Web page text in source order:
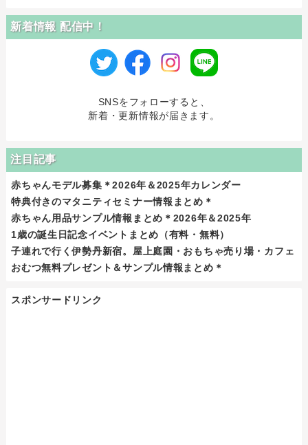
新着情報 配信中！
SNSをフォローすると、
新着・更新情報が届きます。
注目記事
赤ちゃんモデル募集＊2026年＆2025年カレンダー
特典付きのマタニティセミナー情報まとめ＊
赤ちゃん用品サンプル情報まとめ＊2026年＆2025年
1歳の誕生日記念イベントまとめ（有料・無料）
子連れで行く伊勢丹新宿。屋上庭園・おもちゃ売り場・カフェ
おむつ無料プレゼント＆サンプル情報まとめ＊
スポンサードリンク